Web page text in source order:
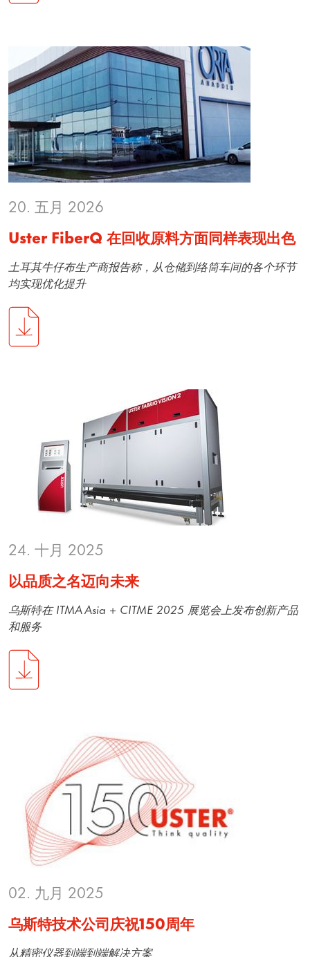
20. 五月 2026
Uster FiberQ 在回收原料方面同样表现出色
土耳其牛仔布生产商报告称，从仓储到络筒车间的各个环节
均实现优化提升
24. 十月 2025
以品质之名迈向未来
乌斯特在 ITMA Asia + CITME 2025 展览会上发布创新产品
和服务
02. 九月 2025
乌斯特技术公司庆祝150周年
从精密仪器到端到端解决方案